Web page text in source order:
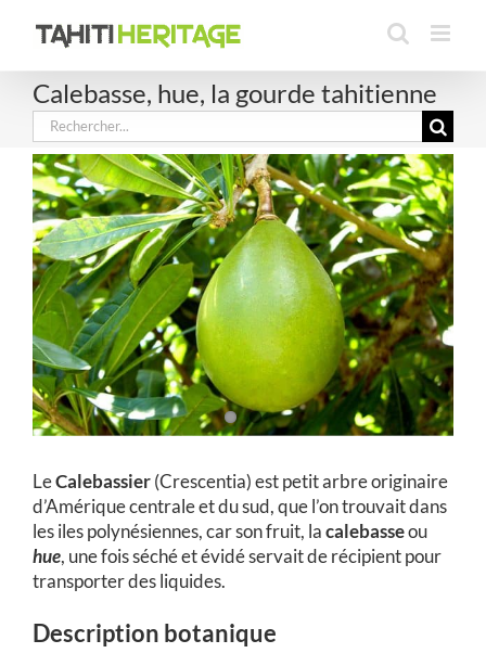
Calebasse, hue, la gourde tahitienne
Rechercher:
LeCalebassier(Crescentia) est petit arbre originaire
d’Amérique centrale et du sud, que l’on trouvait dans
les iles polynésiennes, car son fruit, lacalebasseou
hue, une fois séché et évidé servait de récipient pour
transporter des liquides.
Description botanique